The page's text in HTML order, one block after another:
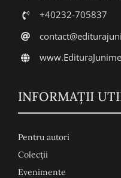
+40232-705837
INFORMAŢII
Pentru autori
Colecţii
Evenimente